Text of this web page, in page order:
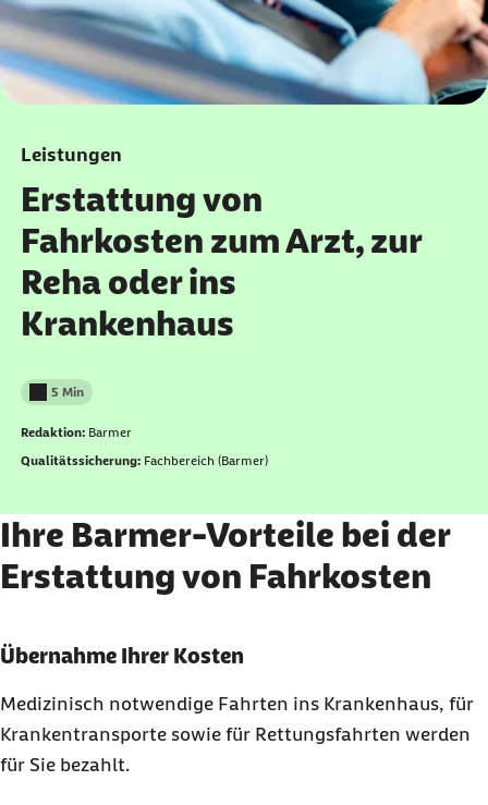
Leistungen
Erstattung von
Fahrkosten zum Arzt, zur
Reha oder ins
Krankenhaus
Lesedauer weniger als
5 Min
Redaktion: Barmer
Qualitätssicherung: Fachbereich (Barmer)
Ihre Barmer-Vorteile bei der
Erstattung von Fahrkosten
Karussell mit 3 Elementen
Element 1 von 3
Übernahme Ihrer Kosten
Medizinisch notwendige Fahrten ins Krankenhaus, für
Krankentransporte sowie für Rettungsfahrten werden
für Sie bezahlt.